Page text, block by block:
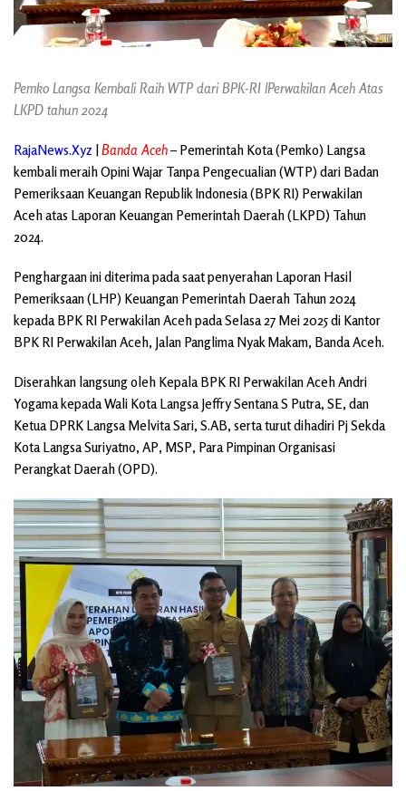
Pemko Langsa Kembali Raih WTP dari BPK-RI lPerwakilan Aceh Atas
LKPD tahun 2024
RajaNews.Xyz Banda Aceh– Pemerintah Kota (Pemko) Langsa
kembali meraih Opini Wajar Tanpa Pengecualian (WTP) dari Badan
Pemeriksaan Keuangan Republik Indonesia (BPK RI) Perwakilan
Aceh atas Laporan Keuangan Pemerintah Daerah (LKPD) Tahun
2024.
Penghargaan ini diterima pada saat penyerahan Laporan Hasil
Pemeriksaan (LHP) Keuangan Pemerintah Daerah Tahun 2024
kepada BPK RI Perwakilan Aceh pada Selasa 27 Mei 2025 di Kantor
BPK RI Perwakilan Aceh, Jalan Panglima Nyak Makam, Banda Aceh.
Diserahkan langsung oleh Kepala BPK RI Perwakilan Aceh Andri
Yogama kepada Wali Kota Langsa Jeffry Sentana S Putra, SE, dan
Ketua DPRK Langsa Melvita Sari, S.AB, serta turut dihadiri Pj Sekda
Kota Langsa Suriyatno, AP, MSP, Para Pimpinan Organisasi
Perangkat Daerah (OPD).